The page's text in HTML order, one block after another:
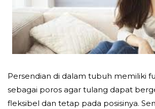
Persendian di dalam tubuh memiliki
sebagai poros agar tulang dapat
fleksibel dan tetap pada posisinya.